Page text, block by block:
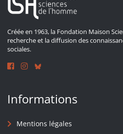
Créée en 1963, la Fondation Maison
recherche et la diffusion des
sociales.
Informations
Mentions légales